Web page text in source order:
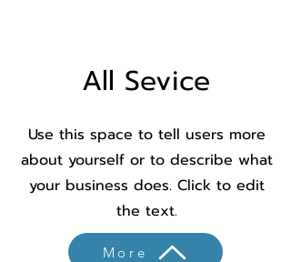
All Sevice
Use this space to tell users more
about yourself or to describe what
your business does. Click to edit
the text.
More